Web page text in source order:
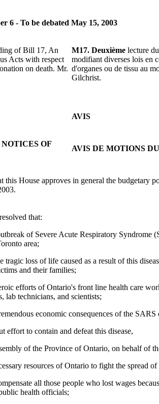
6 - To be debated May 15, 2003
of Bill 17, An
Acts with respect
on death. Mr.
M17. Deuxième lecture
modifiant diverses lois en
d'organes ou de tissu au
Gilchrist.
AVIS
OF
AVIS DE MOTIONS
this House approves in general the budgetary
that:
of Severe Acute Respiratory Syndrome
area;
tragic loss of life caused as a result of this
and their families;
efforts of Ontario's front line health care
lab technicians, and scientists;
economic consequences of the SARS
effort to contain and defeat this disease,
of the Province of Ontario, on behalf of
resources of Ontario to fight the spread
all those people who lost wages
health officials;